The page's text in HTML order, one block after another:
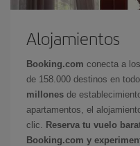
Alojamientos
Booking.com conecta a
de 158.000 destinos en
millones de
apartamentos, el
clic.
Reserva tu vuelo
Booking.com y